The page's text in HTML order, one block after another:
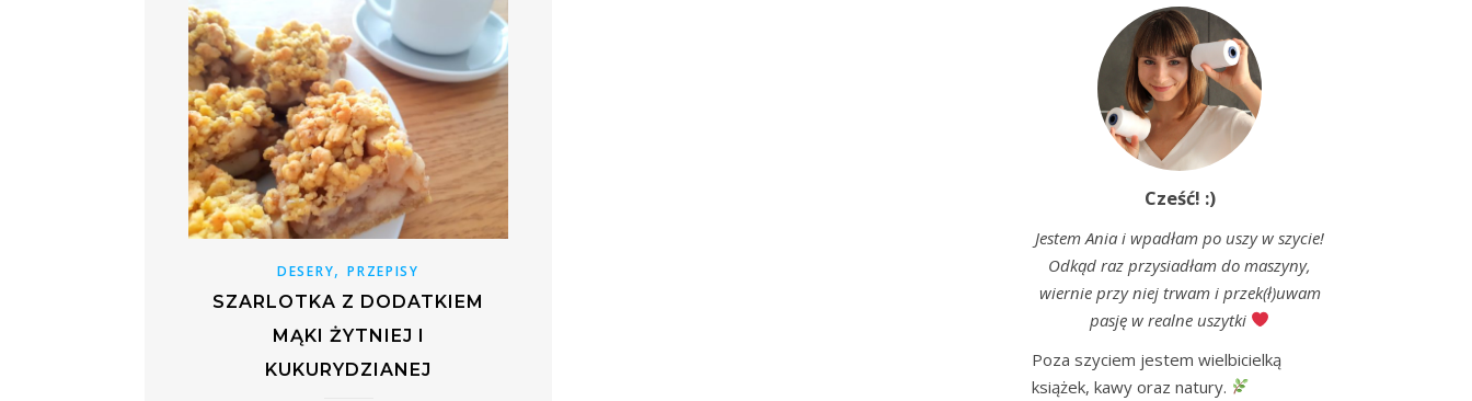
DESERY,PRZEPISY
SZARLOTKA Z DODATKIEM
MĄKI ŻYTNIEJ I
KUKURYDZIANEJ
Cześć! :)
Jestem Ania i wpadłam po uszy w szycie!
Odkąd raz przysiadłam do maszyny,
wiernie przy niej trwam i przek(ł)uwam
pasję w realne uszytki
Poza szyciem jestem wielbicielką
książek, kawy oraz natury.